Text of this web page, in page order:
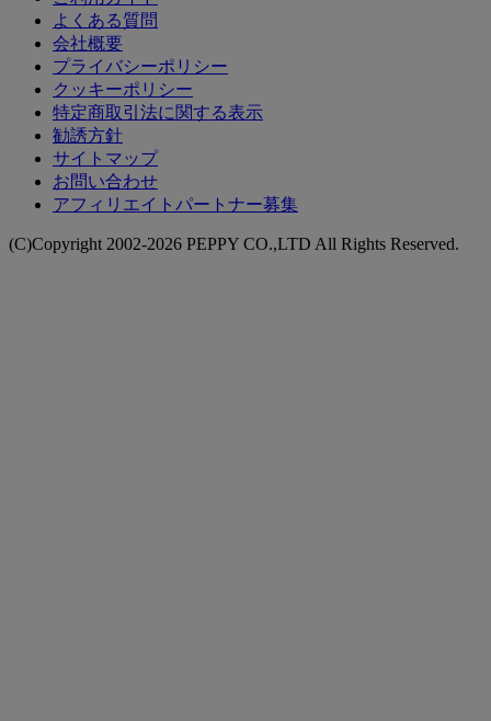
よくある質問
会社概要
プライバシーポリシー
クッキーポリシー
特定商取引法に関する表示
勧誘方針
サイトマップ
お問い合わせ
アフィリエイトパートナー募集
(C)Copyright 2002-2026 PEPPY CO.,LTD All Rights Reserved.